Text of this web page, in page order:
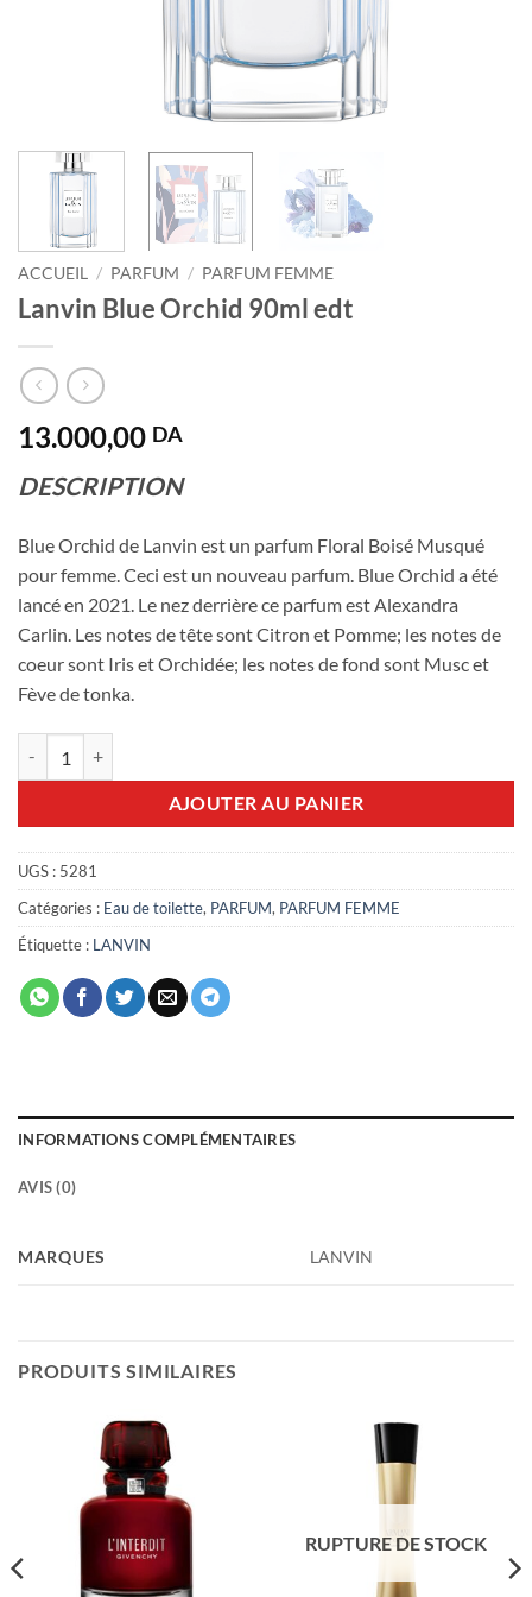
ACCUEIL / PARFUM / PARFUM FEMME
Lanvin Blue Orchid 90ml edt
13.000,00 DA
DESCRIPTION
Blue Orchid de Lanvin est un parfum Floral Boisé Musqué
pour femme. Ceci est un nouveau parfum. Blue Orchid a été
lancé en 2021. Le nez derrière ce parfum est Alexandra
Carlin. Les notes de tête sont Citron et Pomme; les notes de
coeur sont Iris et Orchidée; les notes de fond sont Musc et
Fève de tonka.
AJOUTER AU PANIER
UGS : 5281
Catégories : Eau de toilette, PARFUM, PARFUM FEMME
Étiquette : LANVIN
INFORMATIONS COMPLÉMENTAIRES
AVIS (0)
MARQUES LANVIN
PRODUITS SIMILAIRES
RUPTURE DE STOCK